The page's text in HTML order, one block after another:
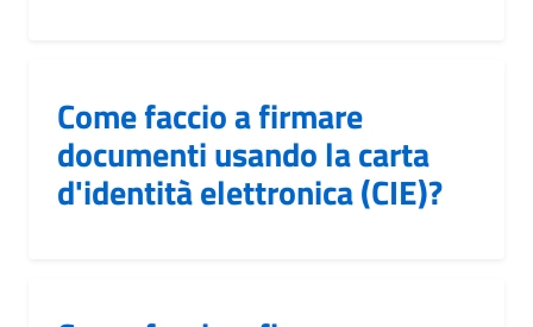
Come faccio a firmare
documenti usando la carta
d'identità elettronica (CIE)?